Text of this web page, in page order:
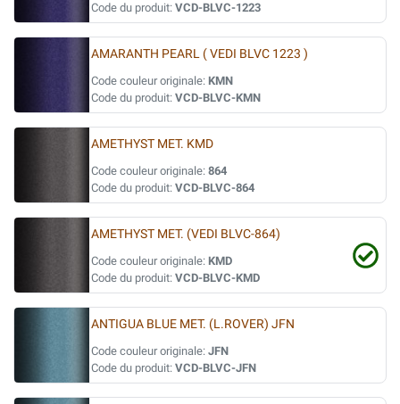
Code du produit: VCD-BLVC-1223
AMARANTH PEARL ( VEDI BLVC 1223 )
Code couleur originale: KMN
Code du produit: VCD-BLVC-KMN
AMETHYST MET. KMD
Code couleur originale: 864
Code du produit: VCD-BLVC-864
AMETHYST MET. (VEDI BLVC-864)
Code couleur originale: KMD
Code du produit: VCD-BLVC-KMD
ANTIGUA BLUE MET. (L.ROVER) JFN
Code couleur originale: JFN
Code du produit: VCD-BLVC-JFN